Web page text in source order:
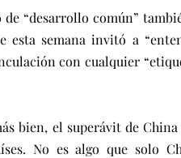
“desarrollo común”
semana invitó a
con cualquier
bien, el superávit de
No es algo que solo